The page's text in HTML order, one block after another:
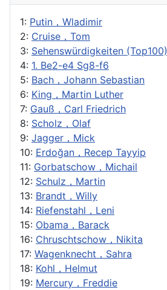
1: Putin，Wladimir
2: Cruise，Tom
3: Sehenswürdigkeiten (Top100)
4: 1. Be2-e4 Sg8-f6
5: Bach，Johann Sebastian
6: King，Martin Luther
7: Gauß，Carl Friedrich
8: Scholz，Olaf
9: Jagger，Mick
10: Erdoğan，Recep Tayyip
11: Gorbatschow，Michail
12: Schulz，Martin
13: Brandt，Willy
14: Riefenstahl，Leni
15: Obama，Barack
16: Chruschtschow，Nikita
17: Wagenknecht，Sahra
18: Kohl，Helmut
19: Mercury，Freddie